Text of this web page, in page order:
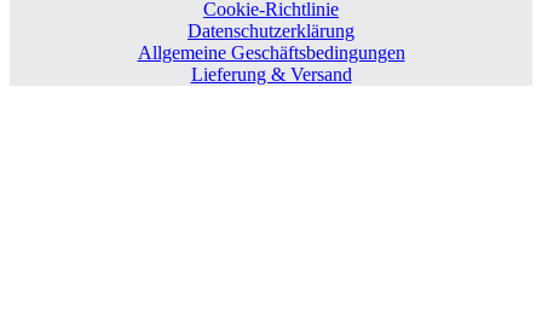
Cookie-Richtlinie
Datenschutzerklärung
Allgemeine Geschäftsbedingungen
Lieferung & Versand